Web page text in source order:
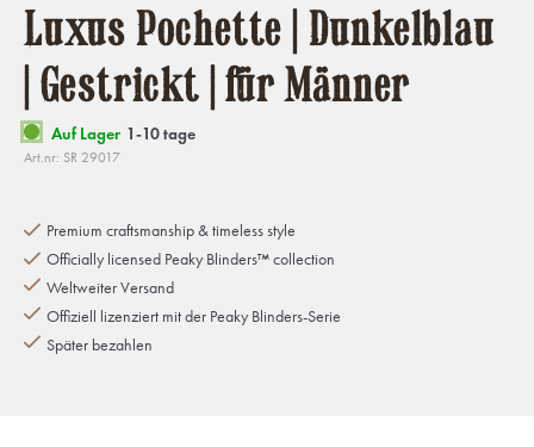
Luxus Pochette | Dunkelblau
| Gestrickt | für Männer
Auf Lager 1-10 tage
Art.nr: SR 29017
Premium craftsmanship & timeless style
Officially licensed Peaky Blinders™ collection
Weltweiter Versand
Offiziell lizenziert mit der Peaky Blinders-Serie
Später bezahlen